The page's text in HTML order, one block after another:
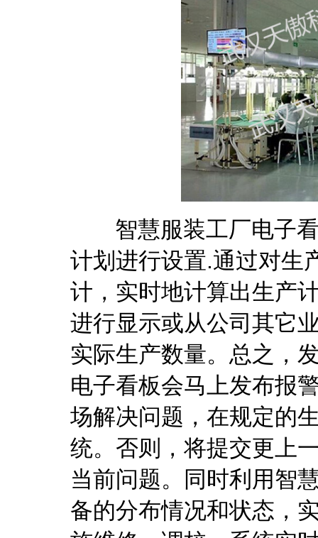
智慧服装工厂电子看
计划进行设置.通过对生
计，实时地计算出生产
进行显示或从公司其它
实际生产数量。总之，
电子看板会马上发布报
场解决问题，在规定的
统。否则，将提交更上
当前问题。同时利用智
备的分布情况和状态，